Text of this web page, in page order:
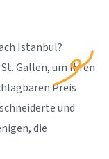
Istanbul?
Gallen, um Ihren
Preis
und
die